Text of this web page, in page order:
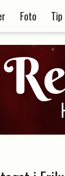
Foto